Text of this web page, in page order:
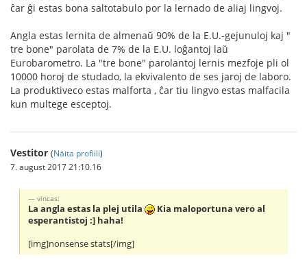
ĉar ĝi estas bona saltotabulo por la lernado de aliaj lingvoj.
Angla estas lernita de almenaŭ 90% de la E.U.-gejunuloj kaj "
tre bone" parolata de 7% de la E.U. loĝantoj laŭ
Eurobarometro. La "tre bone" parolantoj lernis mezfoje pli ol
10000 horoj de studado, la ekvivalento de ses jaroj de laboro.
La produktiveco estas malforta , ĉar tiu lingvo estas malfacila
kun multege esceptoj.
Vestitor (Näita profiili)
7. august 2017 21:10.16
vincas:
La angla estas la plej utila
Kia maloportuna vero al
esperantistoj :] haha!
[img]nonsense stats[/img]